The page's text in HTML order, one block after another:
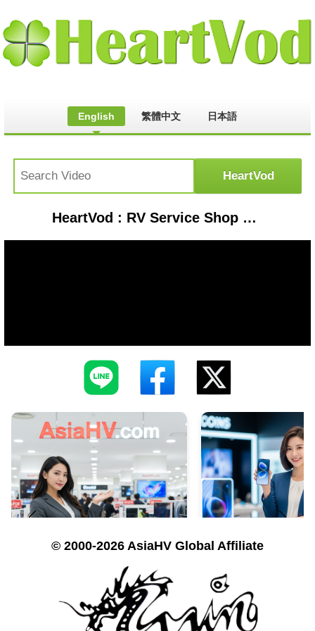
English 繁體中文 日本語
HeartVod : RV Service Shop Orange County
© 2000-2026 AsiaHV Global Affiliate